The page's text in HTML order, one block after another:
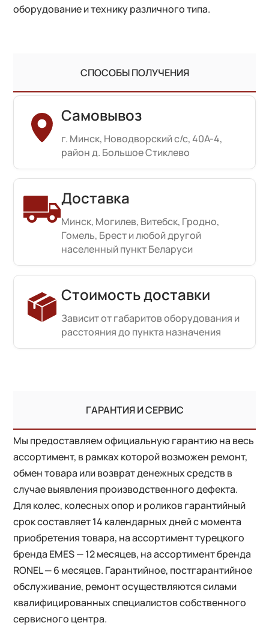
оборудование и технику различного типа.
СПОСОБЫ ПОЛУЧЕНИЯ
Самовывоз
г. Минск, Новодворский с/с, 40А-4,
район д. Большое Стиклево
Доставка
Минск, Могилев, Витебск, Гродно,
Гомель, Брест и любой другой
населенный пункт Беларуси
Стоимость доставки
Зависит от габаритов оборудования и
расстояния до пункта назначения
ГАРАНТИЯ И СЕРВИС
Мы предоставляем официальную гарантию на весь
ассортимент, в рамках которой возможен ремонт,
обмен товара или возврат денежных средств в
случае выявления производственного дефекта.
Для колес, колесных опор и роликов гарантийный
срок составляет 14 календарных дней с момента
приобретения товара, на ассортимент турецкого
бренда EMES — 12 месяцев, на ассортимент бренда
RONEL — 6 месяцев. Гарантийное, постгарантийное
обслуживание, ремонт осуществляются силами
квалифицированных специалистов собственного
сервисного центра.